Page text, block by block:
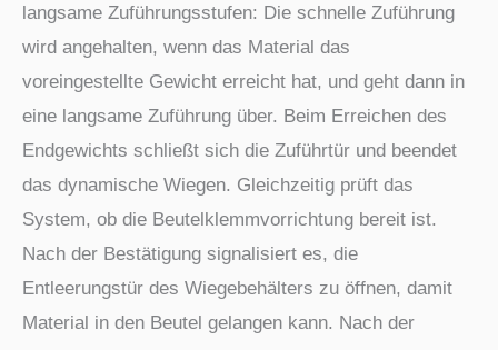
langsame Zuführungsstufen: Die schnelle Zuführung
wird angehalten, wenn das Material das
voreingestellte Gewicht erreicht hat, und geht dann in
eine langsame Zuführung über. Beim Erreichen des
Endgewichts schließt sich die Zuführtür und beendet
das dynamische Wiegen. Gleichzeitig prüft das
System, ob die Beutelklemmvorrichtung bereit ist.
Nach der Bestätigung signalisiert es, die
Entleerungstür des Wiegebehälters zu öffnen, damit
Material in den Beutel gelangen kann. Nach der